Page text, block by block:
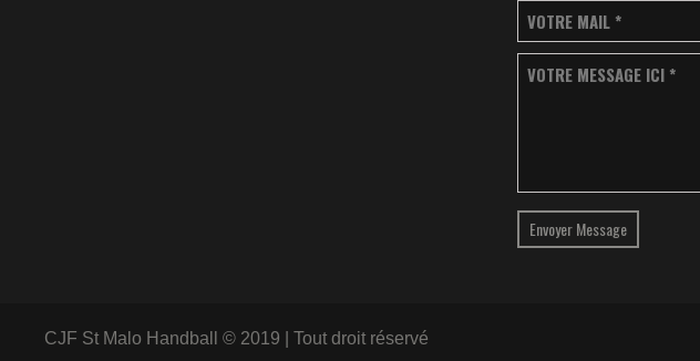
VOTRE MAIL *
VOTRE MESSAGE ICI *
Envoyer Message
CJF St Malo Handball © 2019 | Tout droit réservé